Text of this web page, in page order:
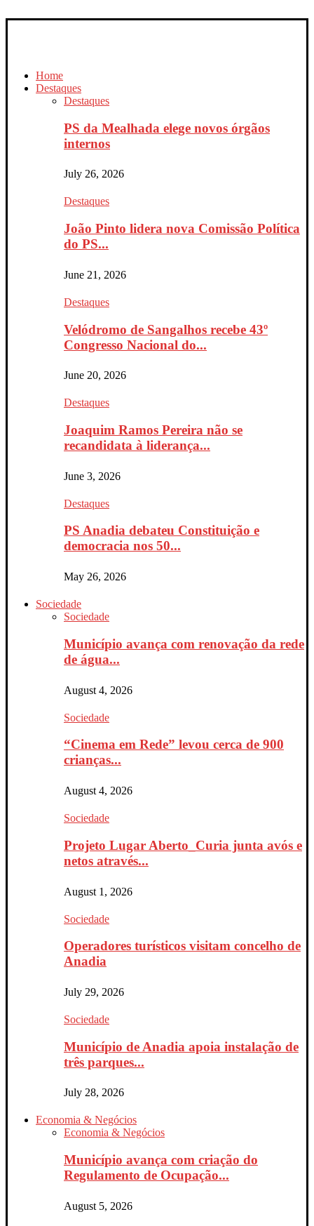
Home
Destaques
Destaques
PS da Mealhada elege novos órgãos
internos
July 26, 2026
Destaques
João Pinto lidera nova Comissão Política
do PS...
June 21, 2026
Destaques
Velódromo de Sangalhos recebe 43º
Congresso Nacional do...
June 20, 2026
Destaques
Joaquim Ramos Pereira não se
recandidata à liderança...
June 3, 2026
Destaques
PS Anadia debateu Constituição e
democracia nos 50...
May 26, 2026
Sociedade
Sociedade
Município avança com renovação da rede
de água...
August 4, 2026
Sociedade
“Cinema em Rede” levou cerca de 900
crianças...
August 4, 2026
Sociedade
Projeto Lugar Aberto_Curia junta avós e
netos através...
August 1, 2026
Sociedade
Operadores turísticos visitam concelho de
Anadia
July 29, 2026
Sociedade
Município de Anadia apoia instalação de
três parques...
July 28, 2026
Economia & Negócios
Economia & Negócios
Município avança com criação do
Regulamento de Ocupação...
August 5, 2026